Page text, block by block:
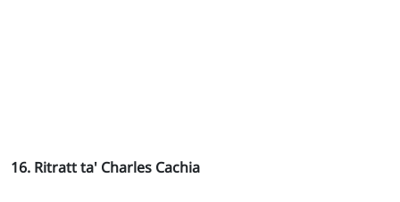
16. Ritratt ta' Charles Cachia